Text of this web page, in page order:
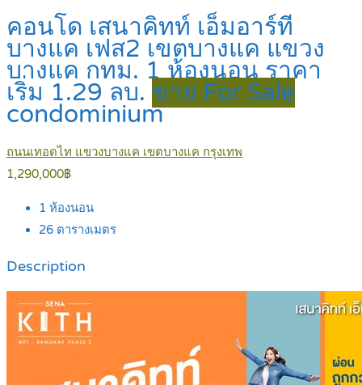
คอนโด เสนาคิทท์ เอ็มอาร์ที
บางแค เฟส2 เขตบางแค แขวง
บางแค กทม. 1 ห้องนอน ราคา
เริ่ม 1.29 ลบ. ขาย For Sale
condominium
ถนนเทอดไท แขวงบางแค เขตบางแค กรุงเทพ
1,290,000฿
1 ห้องนอน
26 ตารางเมตร
Description